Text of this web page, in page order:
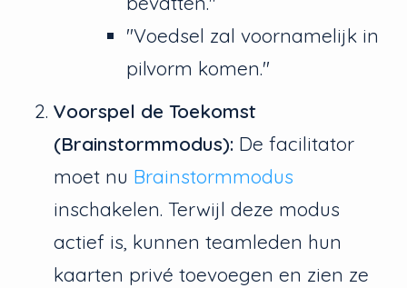
"Voedsel zal voornamelijk in
pilvorm komen."
Voorspel de Toekomst
(Brainstormmodus): De facilitator
moet nu Brainstormmodus
inschakelen. Terwijl deze modus
actief is, kunnen teamleden hun
kaarten privé toevoegen en zien ze